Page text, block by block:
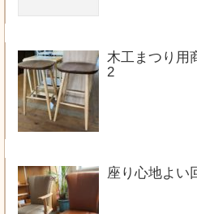
木工まつり用
2
座り心地よい